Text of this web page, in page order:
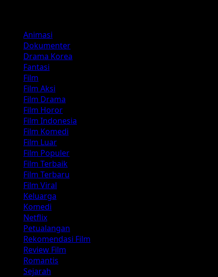
Animasi
Dokumenter
Drama Korea
Fantasi
Film
Film Aksi
Film Drama
Film Horor
Film Indonesia
Film Komedi
Film Luar
Film Populer
Film Terbaik
Film Terbaru
Film Viral
Keluarga
Komedi
Netflix
Petualangan
Rekomendasi Film
Review Film
Romantis
Sejarah